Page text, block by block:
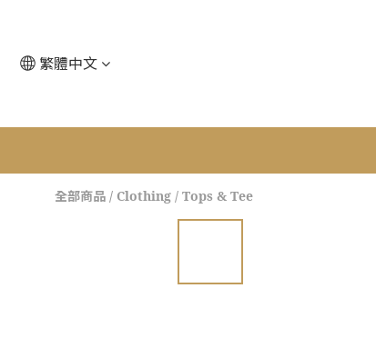
繁體中文
全部商品 / Clothing / Tops & Tee